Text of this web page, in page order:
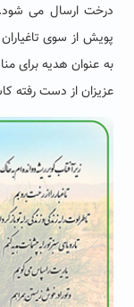
پویش از سوی
به عنوان هدیه برای
عزیزان از دست رفته